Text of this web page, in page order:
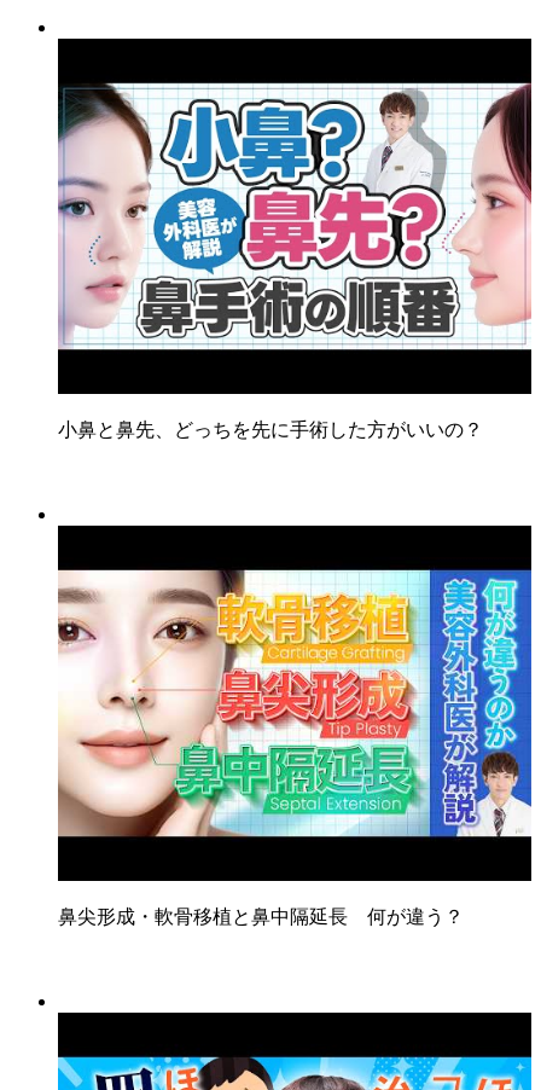
小鼻と鼻先、どっちを先に手術した方がいいの？
鼻尖形成・軟骨移植と鼻中隔延長 何が違う？